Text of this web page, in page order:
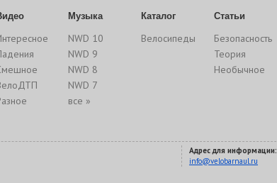
Музыка
NWD 10
NWD 9
NWD 8
NWD 7
все »
Каталог
Велосипеды
Статьи
Безопасность
Теория
Необычное
Адрес для информации:
info@velobarnaul.ru